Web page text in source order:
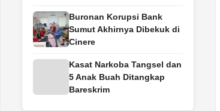
Buronan Korupsi Bank
Sumut Akhirnya Dibekuk di
Cinere
Kasat Narkoba Tangsel dan
5 Anak Buah Ditangkap
Bareskrim